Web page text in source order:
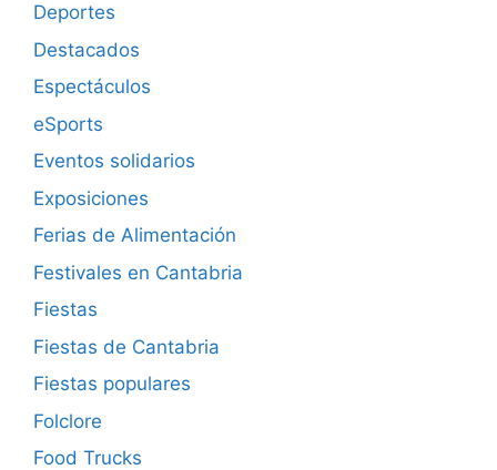
Deportes
Destacados
Espectáculos
eSports
Eventos solidarios
Exposiciones
Ferias de Alimentación
Festivales en Cantabria
Fiestas
Fiestas de Cantabria
Fiestas populares
Folclore
Food Trucks